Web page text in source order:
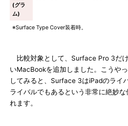
(グラ
ム)
※Surface Type Cover装着時。
比較対象として、Surface Pro 3だ
いMacBookを追加しました。こうや
してみると、Surface 3はiPadのライ
ライバルでもあるという非常に絶妙
れます。